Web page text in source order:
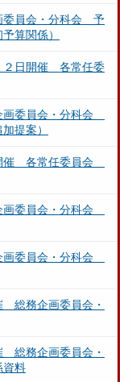
委員会・分科会 予
算関係）
２日開催 各常任委
委員会・分科会
提案）
催 各常任委員会
委員会・分科会
委員会・分科会
総務企画委員会・
総務企画委員会・
料